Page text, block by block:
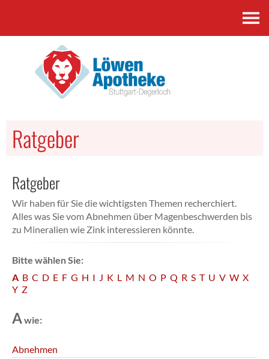
Ratgeber
Ratgeber
Wir haben für Sie die wichtigsten Themen recherchiert.
Alles was Sie vom Abnehmen über Magenbeschwerden bis
zu Mineralien wie Zink interessieren könnte.
Bitte wählen Sie:
A B C D E F G H I J K L M N O P Q R S T U V W X
Y Z
Awie:
Abnehmen